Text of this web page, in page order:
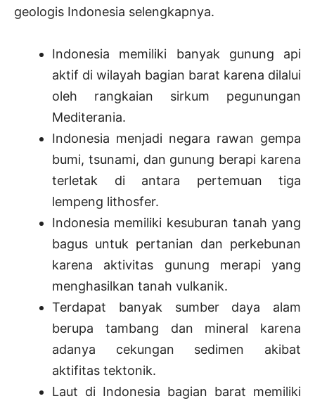
geologis Indonesia selengkapnya.
Indonesia memiliki banyak gunung api
aktif di wilayah bagian barat karena dilalui
oleh rangkaian sirkum pegunungan
Mediterania.
Indonesia menjadi negara rawan gempa
bumi, tsunami, dan gunung berapi karena
terletak di antara pertemuan tiga
lempeng lithosfer.
Indonesia memiliki kesuburan tanah yang
bagus untuk pertanian dan perkebunan
karena aktivitas gunung merapi yang
menghasilkan tanah vulkanik.
Terdapat banyak sumber daya alam
berupa tambang dan mineral karena
adanya cekungan sedimen akibat
aktifitas tektonik.
Laut di Indonesia bagian barat memiliki